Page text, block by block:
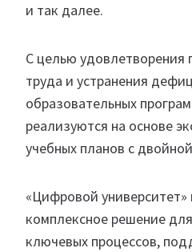
и так далее.
С целью удовлетворения
труда и устранения
образовательных
реализуются на основе
учебных планов с
«Цифровой университет»
комплексное решение
ключевых процессов,